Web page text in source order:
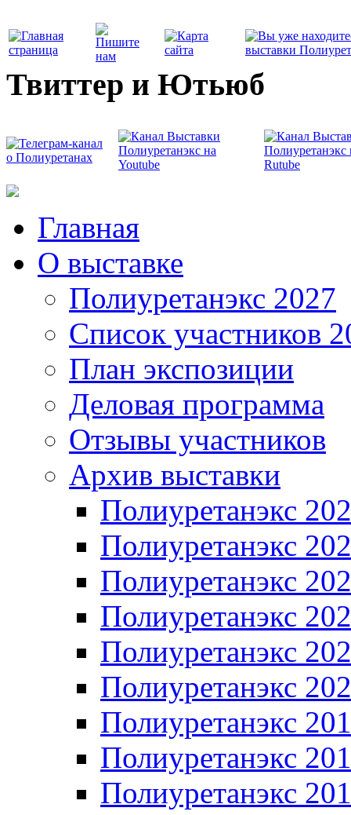
Твиттер и Ютьюб
Главная
О выставке
Полиуретанэкс 2027
Список участников
План экспозиции
Деловая программа
Отзывы участников
Архив выставки
Полиуретанэкс
Полиуретанэкс
Полиуретанэкс
Полиуретанэкс
Полиуретанэкс
Полиуретанэкс
Полиуретанэкс
Полиуретанэкс
Полиуретанэкс